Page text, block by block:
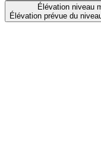
Élévation niveau
Élévation prévue du